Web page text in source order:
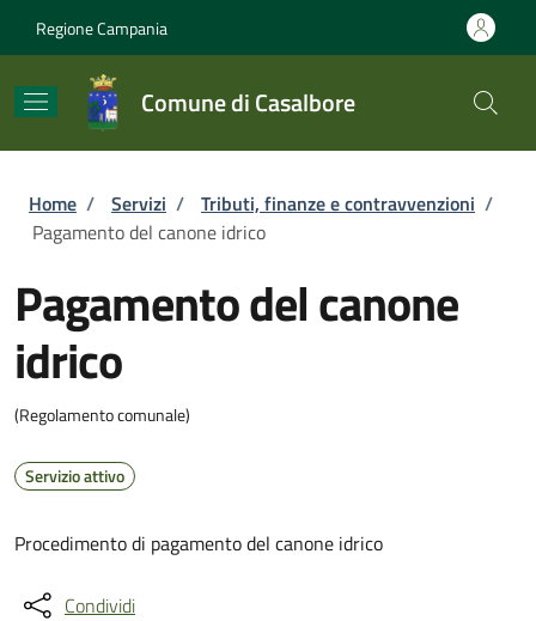
Regione Campania
Comune di Casalbore
Briciole di pane
Home / Servizi / Tributi, finanze e contravvenzioni /
Pagamento del canone idrico
Pagamento del canone
idrico
(Regolamento comunale)
Servizio attivo
Procedimento di pagamento del canone idrico
Condividi